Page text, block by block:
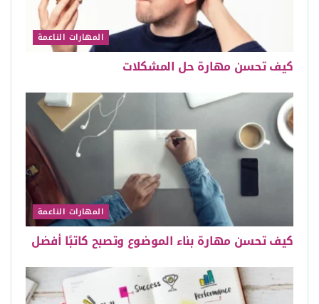
المهارات الناعمة
كيف تحسن مهارة حل المشكلات
المهارات الناعمة
كيف تحسن مهارة بناء الموضوع وتصبح كاتبًا أفضل